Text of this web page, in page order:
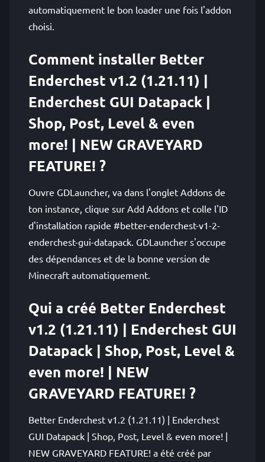
automatiquement le bon loader une fois l'addon
choisi.
Comment installer Better
Enderchest v1.2 (1.21.11) |
Enderchest GUI Datapack |
Shop, Post, Level & even
more! | NEW GRAVEYARD
FEATURE! ?
Ouvre GDLauncher, va dans l'onglet Addons de
ton instance, clique sur Add Addons et colle l'ID
d'installation rapide #better-enderchest-v1-2-
enderchest-gui-datapack. GDLauncher s'occupe
des dépendances et de la bonne version de
Minecraft automatiquement.
Qui a créé Better Enderchest
v1.2 (1.21.11) | Enderchest GUI
Datapack | Shop, Post, Level &
even more! | NEW
GRAVEYARD FEATURE! ?
Better Enderchest v1.2 (1.21.11) | Enderchest
GUI Datapack | Shop, Post, Level & even more! |
NEW GRAVEYARD FEATURE! a été créé par